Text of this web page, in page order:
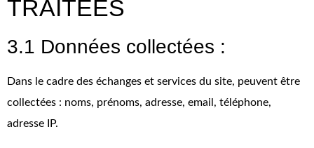
TRAITÉES
3.1 Données collectées :
Dans le cadre des échanges et services du site, peuvent être
collectées : noms, prénoms, adresse, email, téléphone,
adresse IP.